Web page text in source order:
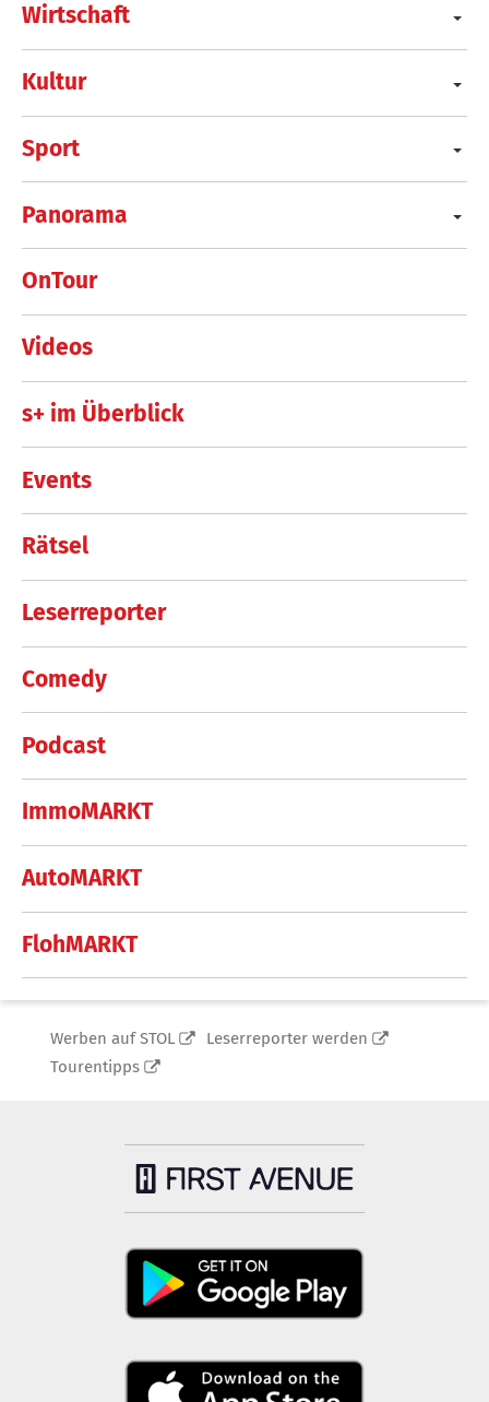
Wirtschaft
Kultur
Sport
Panorama
OnTour
Videos
s+ im Überblick
Events
Rätsel
Leserreporter
Comedy
Podcast
ImmoMARKT
AutoMARKT
FlohMARKT
Werben auf STOL
Leserreporter werden
Tourentipps